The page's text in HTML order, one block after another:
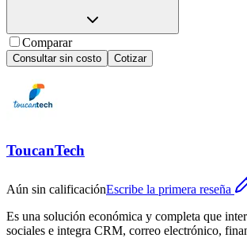
Comparar
Consultar sin costo Cotizar
ToucanTech
Aún sin calificaciónEscribe la primera reseña
Es una solución económica y completa que
sociales e integra CRM, correo electrónico,